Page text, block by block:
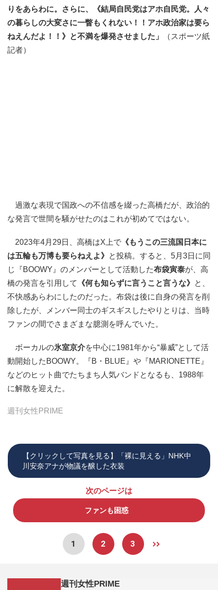
りをあらわに。さらに、《結局自民党はアホ自民党。人々
の暮らしの大変さに一瞥もくれない！！アホ政治家は要ら
ねえんだよ！！》と不満を爆発させました」
（スポーツ紙
記者）
過激な表現で国政への不信感を綴った高橋だが、政治的
な発言で世間を騒がせたのはこれが初めてではない。
2023年4月29日、高橋はX上で 《もうこの三流国日本に
は五輪も万博も要らねえよ》 と投稿。すると、5月3日に同
じ『BOOWY』のメンバーとして活動した布袋寅泰が、高
橋の発言を引用して
《何も知らずに言うこと言うな》 と、
不快感あらわにしたのだった。布袋は後に自身の発言を削
除したが、メンバー同士のギスギスしたやりとりは、当時
ファンの間でさまざまな臆測を呼んでいた。
ボーカルの氷室京介を中心に1981年から“暴威”として活
動開始したBOOWY。『B・BLUE』や『MARIONETTE』
などのヒット曲でたちまち人気バンドとなるも、1988年
に解散を迎えた。
週刊女性PRIME
【クリックして写真を見る】「裸に見える」NHK中
川安奈アナが物議を醸した衣装
次のページは
ファンも困惑
1 2 3
週刊女性PRIME